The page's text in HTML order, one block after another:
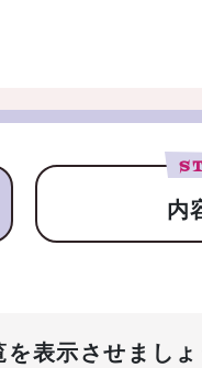
内
表示させましょ